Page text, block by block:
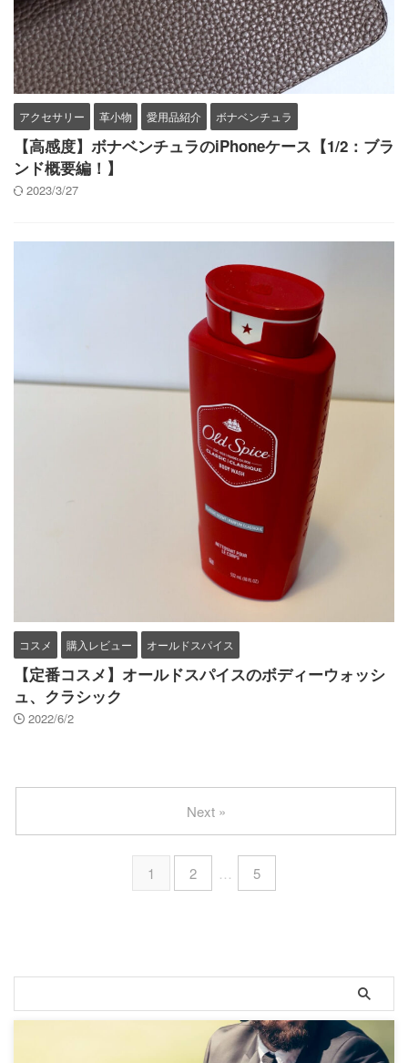
アクセサリー 革小物 愛用品紹介 ボナベンチュラ
【高感度】ボナベンチュラのiPhoneケース【1/2：ブラ
ンド概要編！】
2023/3/27
コスメ 購入レビュー オールドスパイス
【定番コスメ】オールドスパイスのボディーウォッシ
ュ、クラシック
2022/6/2
1 2 … 5
Next »